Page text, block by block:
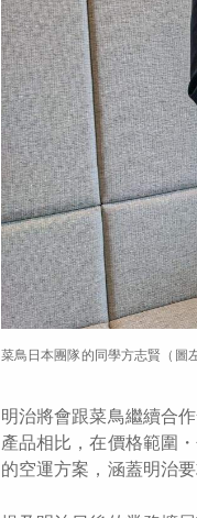
菜鳥日本團隊的同學方志賢（圖
明治將會跟菜鳥繼續合
產品相比，在價格範圍
的空運方案，涵蓋明治